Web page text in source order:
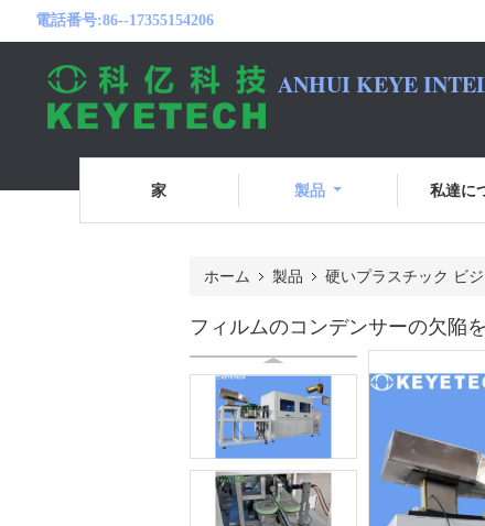
電話番号:86--17355154206
ANHUI KEYE
家 製品 私達に
ホーム 製品 硬いプラスチック ビ
フィルムのコンデンサーの欠陥